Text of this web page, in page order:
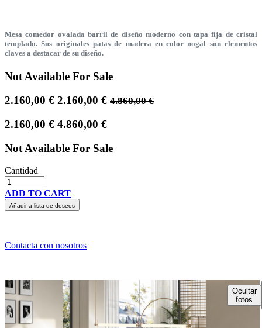
Mesa comedor ovalada barril de diseño moderno con tapa fija de cristal
templado. Sus originales patas de madera en color nogal son elementos
claves a destacar de su diseño.
Not Available For Sale
2.160,00 € 2.160,00€ 4.860,00€
2.160,00 € 4.860,00€
Not Available For Sale
Cantidad
ADD TO CART
Añadir a lista de deseos
Contacta con nosotros
Ocultar
fotos